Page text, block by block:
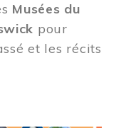
Musées du
pour
et les récits